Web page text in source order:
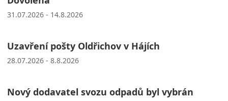
31.07.2026 - 14.8.2026
Uzavření pošty Oldřichov v Hájích
28.07.2026 - 8.8.2026
Nový dodavatel svozu odpadů byl vybrán